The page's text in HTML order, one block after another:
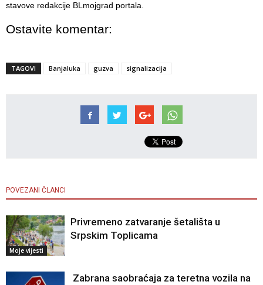
stavove redakcije BLmojgrad portala.
Ostavite komentar:
TAGOVI Banjaluka guzva signalizacija
POVEZANI ČLANCI
Moje vijesti
Privremeno zatvaranje šetališta u
Srpskim Toplicama
Zabrana saobraćaja za teretna vozila na